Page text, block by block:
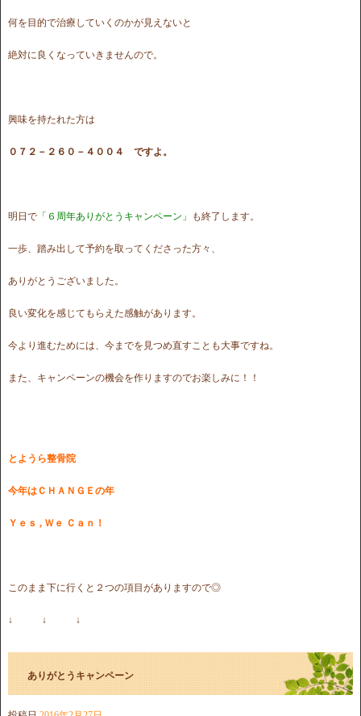
何を目的で治療していくのかが見えないと
絶対に良くなっていきませんので。
興味を持たれた方は
０７２－２６０－４００４ ですよ。
明日で 「６周年ありがとうキャンペーン」 も終了します。
一歩、踏み出して予約を取ってくださった方々、
ありがとうございました。
良い変化を感じてもらえた感触があります。
今より進むためには、今までを見つめ直すことも大事ですね。
また、キャンペーンの機会を作りますのでお楽しみに！！
とようら整骨院
今年はＣＨＡＮＧＥの年
Ｙｅｓ , Ｗｅ Ｃａｎ！
このまま下に行くと２つの項目がありますので◎
↓ ↓ ↓
ありがとうキャンペーン